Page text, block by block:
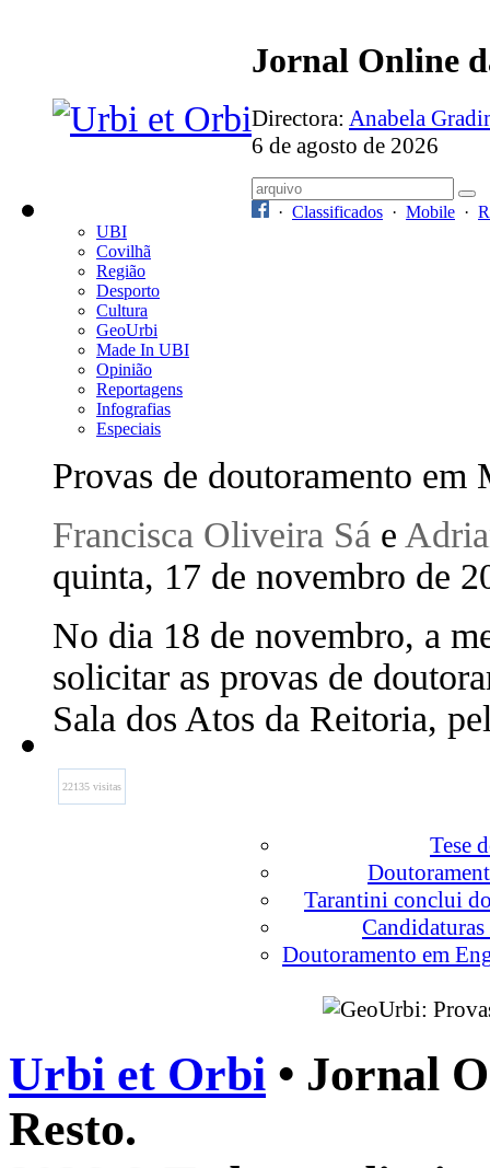
Jornal Online
Directora: Anabela
6 de agosto de 2026
· Classificados · Mobile ·
UBI
Covilhã
Região
Desporto
Cultura
GeoUrbi
Made In UBI
Opinião
Reportagens
Infografias
Especiais
Provas de doutoramento em
Francisca Oliveira Sá e
quinta, 17 de novembro de
No dia 18 de novembro, a
solicitar as provas de
Sala dos Atos da Reitoria,
22135 visitas
Tese
Tarantini conclui
Candidaturas
Doutoramento em
Urbi et Orbi • Jornal
Resto.